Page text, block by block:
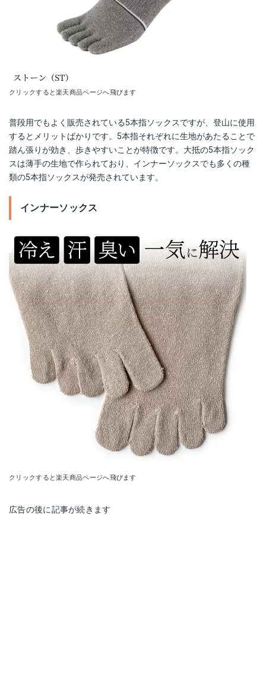
クリックすると楽天商品ページへ飛びます
普段用でもよく販売されている5本指ソックスですが、登山に使用
するとメリットばかりです。5本指それぞれに生地があたることで
踏ん張りが効き、歩きやすいことが特徴です。大抵の5本指ソック
スは薄手の生地で作られており、インナーソックスでも多くの種
類の5本指ソックスが発売されています。
インナーソックス
クリックすると楽天商品ページへ飛びます
広告の後に記事が続きます